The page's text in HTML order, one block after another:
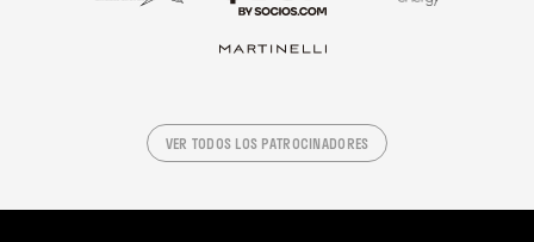
VER TODOS LOS PATROCINADORES